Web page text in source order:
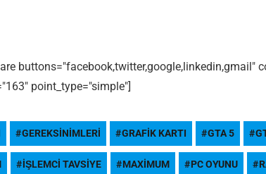
buttons="facebook,twitter,google,linkedin,gmail"
point_type="simple"]
GEREKSINIMLERI GRAFIK KARTI GTA 5
IŞLEMCI TAVSIYE MAXIMUM PC OYUNU
Topics